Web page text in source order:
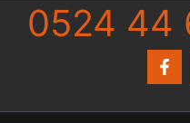
0524 44